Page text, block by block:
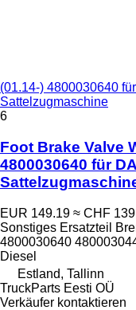
(01.14-) 4800030640
Sattelzugmaschine
6
Foot Brake Valve
4800030640 für
EUR 149.19 ≈ CHF
Sonstiges Ersatzteil
4800030640
Diesel
Estland, Tallinn
TruckParts Eesti OÜ
Verkäufer kontaktieren